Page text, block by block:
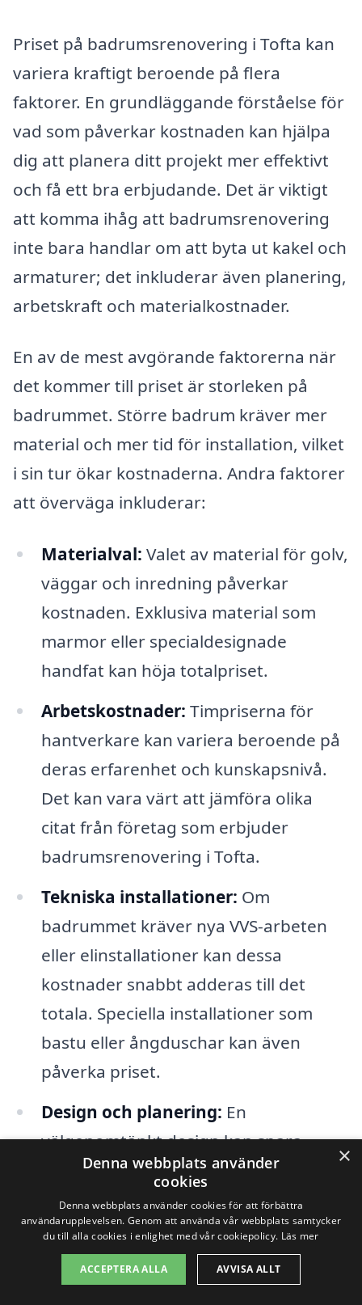
Priset på badrumsrenovering i Tofta kan
variera kraftigt beroende på flera
faktorer. En grundläggande förståelse för
vad som påverkar kostnaden kan hjälpa
dig att planera ditt projekt mer effektivt
och få ett bra erbjudande. Det är viktigt
att komma ihåg att badrumsrenovering
inte bara handlar om att byta ut kakel och
armaturer; det inkluderar även planering,
arbetskraft och materialkostnader.
En av de mest avgörande faktorerna när
det kommer till priset är storleken på
badrummet. Större badrum kräver mer
material och mer tid för installation, vilket
i sin tur ökar kostnaderna. Andra faktorer
att överväga inkluderar:
Materialval: Valet av material för golv,
väggar och inredning påverkar
kostnaden. Exklusiva material som
marmor eller specialdesignade
handfat kan höja totalpriset.
Arbetskostnader: Timpriserna för
hantverkare kan variera beroende på
deras erfarenhet och kunskapsnivå.
Det kan vara värt att jämföra olika
citat från företag som erbjuder
badrumsrenovering i Tofta.
Tekniska installationer: Om
badrummet kräver nya VVS-arbeten
eller elinstallationer kan dessa
kostnader snabbt adderas till det
totala. Speciella installationer som
bastu eller ångduschar kan även
påverka priset.
Design och planering: En
välgenomtänkt design kan spara
pengar i det långa loppet. Att ha en
klar plan innan arbetet påbörjas kan
minska risken för oväntade kostnader
under projektets gång.
×
Denna webbplats använder
cookies
Denna webbplats använder cookies för att förbättra
användarupplevelsen. Genom att använda vår webbplats samtycker
du till alla cookies i enlighet med vår cookiepolicy. Läs mer
ACCEPTERA ALLA AVVISA ALLT